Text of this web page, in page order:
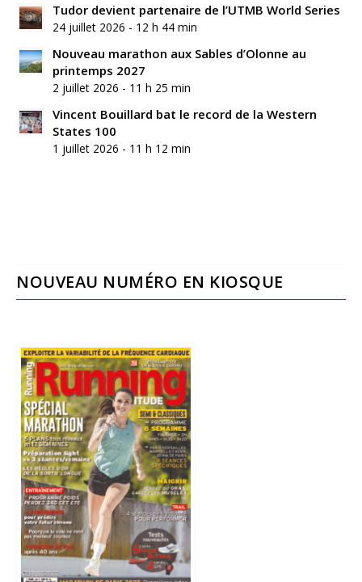
Tudor devient partenaire de l’UTMB World Series
24 juillet 2026 - 12 h 44 min
Nouveau marathon aux Sables d’Olonne au
printemps 2027
2 juillet 2026 - 11 h 25 min
Vincent Bouillard bat le record de la Western
States 100
1 juillet 2026 - 11 h 12 min
NOUVEAU NUMÉRO EN KIOSQUE